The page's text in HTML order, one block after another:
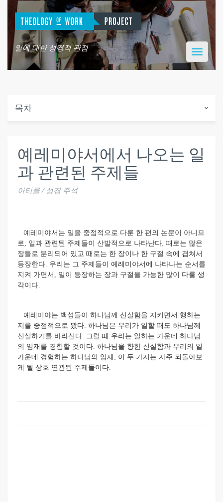
일에 대한 성경적 관점
Toggle
목차
예레미야서에서 나오는 일
과 관련된 주제들
아티클 / 성경 주석
예레미야서는 일을 중점적으로 다룬 한 편의 논문이 아니므
로, 일과 관련된 주제들이 산발적으로 나타난다. 때로는 많은
장들로 분리되어 있고 때로는 한 장이나 한 구절 속에 겹쳐서
등장한다. 우리는 그 주제들이 예레미야서에 나타나는 순서를
지켜 가면서, 일이 등장하는 장과 구절을 가능한 많이 다룰 생
각이다.
예레미야는 백성들이 하나님께 신실함을 지키면서 행하는
지를 중점적으로 봤다. 하나님은 우리가 일할 때도 하나님께
신실하기를 바라신다. 그럴 때 우리는 일하는 가운데 하나님
의 임재를 경험할 것이다. 하나님을 향한 신실함과 우리의 일
가운데 경험하는 하나님의 임재, 이 두 가지는 자주 되돌아보
게 될 상호 연관된 주제들이다.